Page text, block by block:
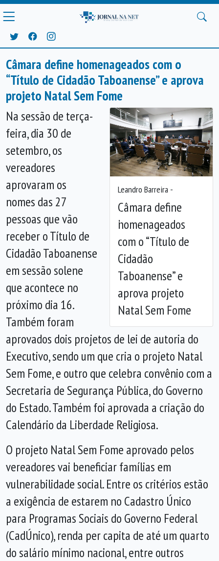
Câmara define homenageados com o
“Título de Cidadão Taboanense” e aprova
projeto Natal Sem Fome
Leandro Barreira -
Câmara define
homenageados
com o “Título de
Cidadão
Taboanense” e
aprova projeto
Natal Sem Fome
Anterior
Na sessão de terça-
feira, dia 30 de
setembro, os
vereadores
aprovaram os
nomes das 27
pessoas que vão
receber o Título de
Cidadão Taboanense
em sessão solene
que acontece no
próximo dia 16.
Também foram
aprovados dois projetos de lei de autoria do
Executivo, sendo um que cria o projeto Natal
Sem Fome, e outro que celebra convênio com a
Secretaria de Segurança Pública, do Governo
do Estado. Também foi aprovada a criação do
Calendário da Liberdade Religiosa.
O projeto Natal Sem Fome aprovado pelos
vereadores vai beneficiar famílias em
vulnerabilidade social. Entre os critérios estão
a exigência de estarem no Cadastro Único
para Programas Sociais do Governo Federal
(CadÚnico), renda per capita de até um quarto
do salário mínimo nacional, entre outros